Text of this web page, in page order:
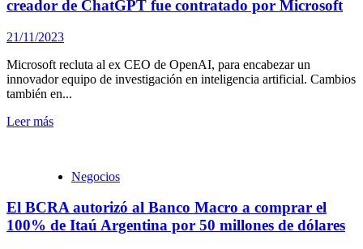
creador de ChatGPT fue contratado por Microsoft
21/11/2023
Microsoft recluta al ex CEO de OpenAI, para encabezar un
innovador equipo de investigación en inteligencia artificial. Cambios
también en...
Leer más
Negocios
El BCRA autorizó al Banco Macro a comprar el
100% de Itaú Argentina por 50 millones de dólares